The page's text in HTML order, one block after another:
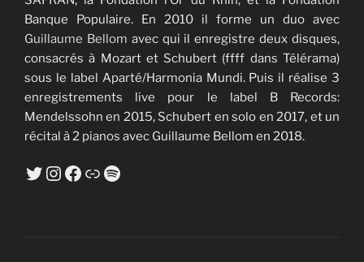
Banque Populaire. En 2010 il forme un duo avec
Guillaume Bellom avec qui il enregistre deux disques,
consacrés à Mozart et Schubert (ffff dans Télérama)
sous le label Aparté/Harmonia Mundi. Puis il réalise 3
enregistrements live pour le label B Records:
Mendelssohn en 2015, Schubert en solo en 2017, et un
récital à 2 pianos avec Guillaume Bellom en 2018.
Twitter
Instagram
Facebook
LienSpotify